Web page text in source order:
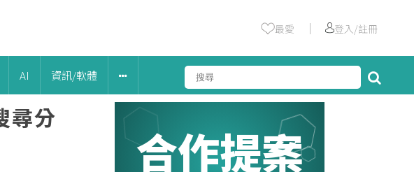
最愛 ｜ 登入/註冊
AI 資訊/軟體
合作提案
尋分